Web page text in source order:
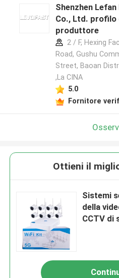
Shenzhen
Co., Ltd. profilo
produttore
2 / F, Hexing
Road, Gushu
Street, Baoan
,La CINA
5.0
Fornitore
Ottieni il
Sistemi
della
CCTV di